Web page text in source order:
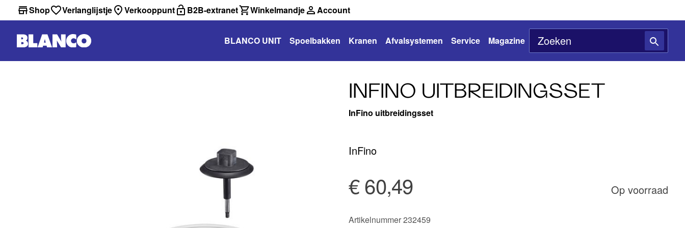
Shop Verlanglijstje Verkooppunt B2B-extranet Winkelmandje Account
BLANCO UNIT Spoelbakken Kranen Afvalsystemen Service Magazine
INFINO UITBREIDINGSSET
InFino uitbreidingsset
InFino
€ 60,49 Op voorraad
Artikelnummer 232459